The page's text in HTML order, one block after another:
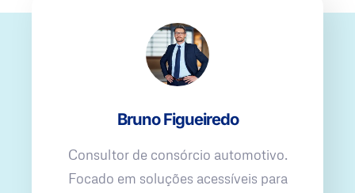
Bruno Figueiredo
Consultor de consórcio automotivo.
Focado em soluções acessíveis para